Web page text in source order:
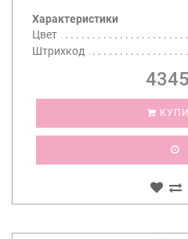
Характеристики
Цвет
Штрихкод